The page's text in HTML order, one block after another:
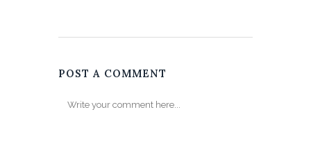
POST A COMMENT